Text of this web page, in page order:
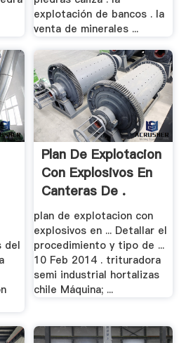
explotación de bancos . la
venta de minerales ...
del
Plan De Explotacion
Con Explosivos En
Canteras De .
plan de explotacion con
explosivos en ... Detallar el
procedimiento y tipo de ...
10 Feb 2014 . trituradora
semi industrial hortalizas
chile Máquina; ...